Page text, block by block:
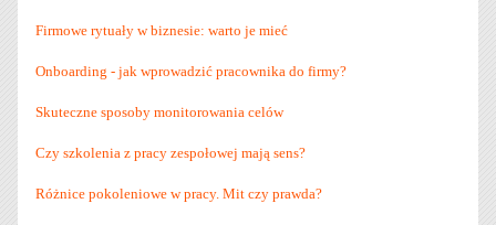
Firmowe rytuały w biznesie: warto je mieć
Onboarding - jak wprowadzić pracownika do firmy?
Skuteczne sposoby monitorowania celów
Czy szkolenia z pracy zespołowej mają sens?
Różnice pokoleniowe w pracy. Mit czy prawda?